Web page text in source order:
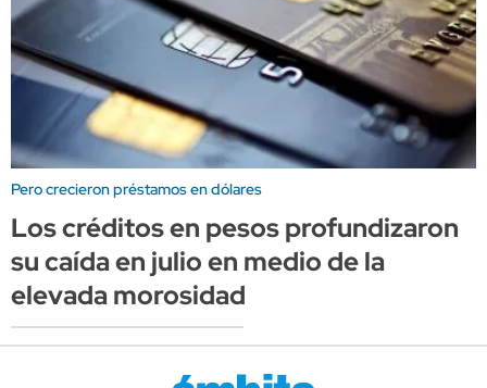
Pero crecieron préstamos en dólares
Los créditos en pesos profundizaron
su caída en julio en medio de la
elevada morosidad